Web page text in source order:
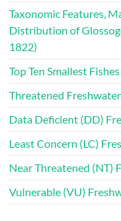
Taxonomic Features,
Distribution of
1822)
Top Ten Smallest
Threatened
Data Deficient (DD)
Least Concern (LC)
Near Threatened (NT)
Vulnerable (VU)